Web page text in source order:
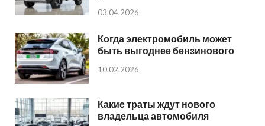
03.04.2026
Когда электромобиль может
быть выгоднее бензинового
10.02.2026
Какие траты ждут нового
владельца автомобиля